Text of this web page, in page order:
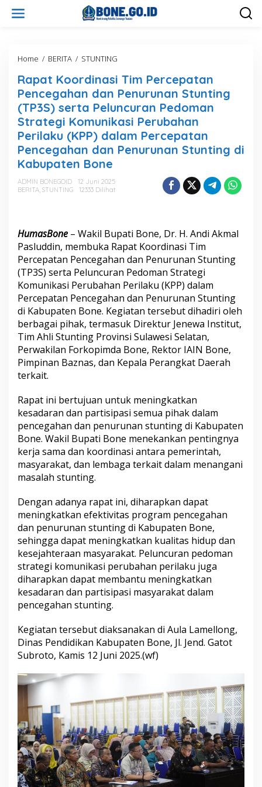
Home / BERITA / STUNTING
p
a
t
K
o
o
r
d
m
P
e
r
e
p
a
t
a
n
P
e
e
g
a
h
a
n
a
e
n
r
u
n
a
n
S
t
t
i
n
g
3
s
e
r
t
a
Rapat Koordinasi Tim Percepatan
Pencegahan dan Penurunan Stunting
(TP3S) serta Peluncuran Pedoman
Strategi Komunikasi Perubahan
Perilaku (KPP) dalam Percepatan
Pencegahan dan Penurunan Stunting di
Kabupaten Bone
ADMIN BONEGOID
12 Juni 2025
BERITA, STUNTING 12333 Dilihat
HumasBone – Wakil Bupati Bone, Dr. H. Andi Akmal
Pasluddin, membuka Rapat Koordinasi Tim
Percepatan Pencegahan dan Penurunan Stunting
(TP3S) serta Peluncuran Pedoman Strategi
Komunikasi Perubahan Perilaku (KPP) dalam
Percepatan Pencegahan dan Penurunan Stunting
di Kabupaten Bone. Kegiatan tersebut dihadiri oleh
berbagai pihak, termasuk Direktur Jenewa Institut,
Tim Ahli Stunting Provinsi Sulawesi Selatan,
Perwakilan Forkopimda Bone, Rektor IAIN Bone,
Pimpinan Baznas, dan Kepala Perangkat Daerah
terkait.
Rapat ini bertujuan untuk meningkatkan
kesadaran dan partisipasi semua pihak dalam
pencegahan dan penurunan stunting di Kabupaten
Bone. Wakil Bupati Bone menekankan pentingnya
kerja sama dan koordinasi antara pemerintah,
masyarakat, dan lembaga terkait dalam menangani
masalah stunting.
Dengan adanya rapat ini, diharapkan dapat
meningkatkan efektivitas program pencegahan
dan penurunan stunting di Kabupaten Bone,
sehingga dapat meningkatkan kualitas hidup dan
kesejahteraan masyarakat. Peluncuran pedoman
strategi komunikasi perubahan perilaku juga
diharapkan dapat membantu meningkatkan
kesadaran dan partisipasi masyarakat dalam
pencegahan stunting.
Kegiatan tersebut diaksanakan di Aula Lamellong,
Dinas Pendidikan Kabupaten Bone, Jl. Jend. Gatot
Subroto, Kamis 12 Juni 2025.(wf)